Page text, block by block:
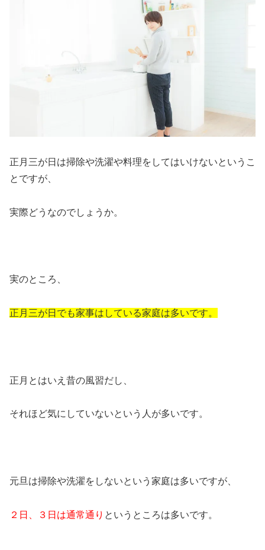
正月三が日は掃除や洗濯や料理をしてはいけないというこ
とですが、
実際どうなのでしょうか。
実のところ、
正月三が日でも家事はしている家庭は多いです。
正月とはいえ昔の風習だし、
それほど気にしていないという人が多いです。
元旦は掃除や洗濯をしないという家庭は多いですが、
２日、３日は通常通り というところは多いです。